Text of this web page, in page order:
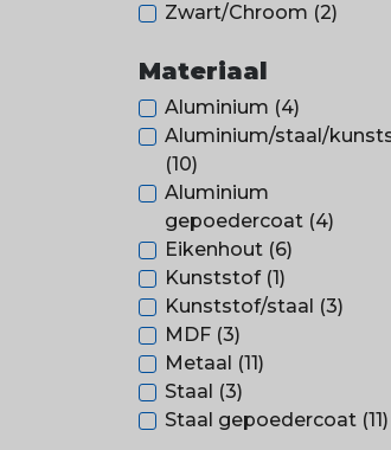
Zwart/Chroom (2)
Materiaal
Aluminium (4)
Aluminium/staal/
(10)
Aluminium
gepoedercoat (4)
Eikenhout (6)
Kunststof (1)
Kunststof/staal (3)
MDF (3)
Metaal (11)
Staal (3)
Staal gepoedercoat (11)